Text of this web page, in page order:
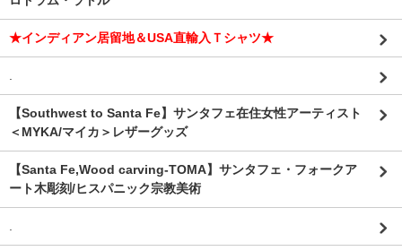
★インディアン居留地＆USA直輸入Ｔシャツ★
【Southwest to Santa Fe】サンタフェ在住女性アーティスト
＜MYKA/マイカ＞レザーグッズ
【Santa Fe,Wood carving-TOMA】サンタフェ・フォークア
ート木彫刻/ヒスパニック宗教美術